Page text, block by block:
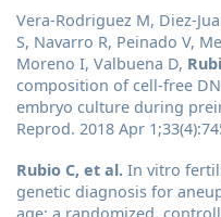
Vera-Rodriguez M, Diez-
S, Navarro R, Peinado V,
Moreno I, Valbuena D,
composition of cell-free
embryo culture during
Reprod. 2018 Apr
Rubio C, et al. In vitro
genetic diagnosis for